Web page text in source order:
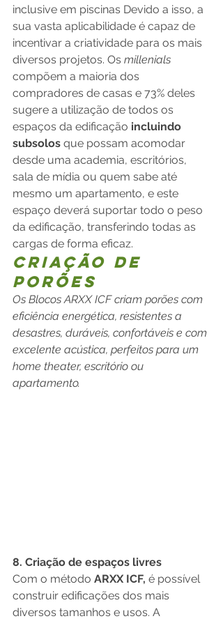
inclusive em piscinas Devido a isso, a
sua vasta aplicabilidade é capaz de
incentivar a criatividade para os mais
diversos projetos. Os millenials
compõem a maioria dos
compradores de casas e 73% deles
sugere a utilização de todos os
espaços da edificação incluindo
subsolos que possam acomodar
desde uma academia, escritórios,
sala de mídia ou quem sabe até
mesmo um apartamento, e este
espaço deverá suportar todo o peso
da edificação, transferindo todas as
cargas de forma eficaz.
Criação de
Porões
Os Blocos ARXX ICF criam porões com
eficiência energética, resistentes a
desastres, duráveis, confortáveis ​​e ​​com
excelente acústica, perfeitos para um
home theater, escritório ou
apartamento.
8. Criação de espaços livres
Com o método ARXX ICF, é possível
construir edificações dos mais
diversos tamanhos e usos. A